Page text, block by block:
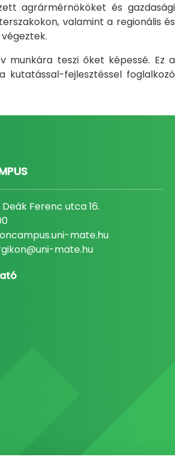
agrármérnököket és gazdasági
valamint a regionális és
munkára teszi őket képessé. Ez a
fejlesztéssel foglalkozó
Ferenc utca 16.
mate.hu
mate.hu